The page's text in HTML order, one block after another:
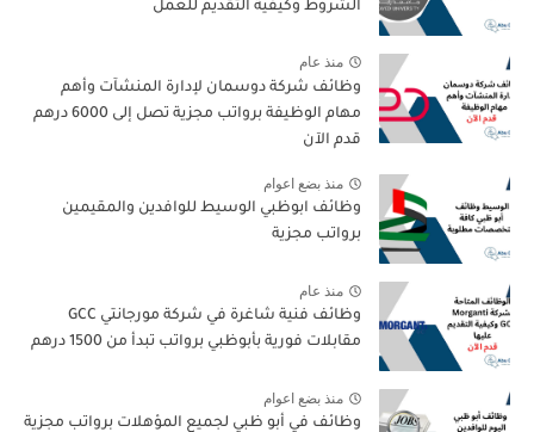
الشروط وكيفية التقديم للعمل
منذ عام
وظائف شركة دوسمان لإدارة المنشآت وأهم
مهام الوظيفة برواتب مجزية تصل إلى 6000 درهم
قدم الآن
منذ بضع اعوام
وظائف ابوظبي الوسيط للوافدين والمقيمين
برواتب مجزية
منذ عام
وظائف فنية شاغرة في شركة مورجانتي GCC
مقابلات فورية بأبوظبي برواتب تبدأ من 1500 درهم
منذ بضع اعوام
وظائف في أبو ظبي لجميع المؤهلات برواتب مجزية